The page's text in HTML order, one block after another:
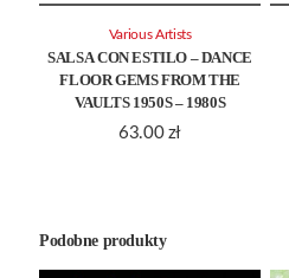
SALSA CON ESTILO – DANCE
FLOOR GEMS FROM THE
VAULTS 1950S – 1980S
63.00 zł
Various Artists
Podobne produkty